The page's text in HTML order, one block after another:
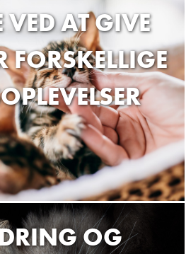
VED AT GIVE
FORSKELLIGE
OG